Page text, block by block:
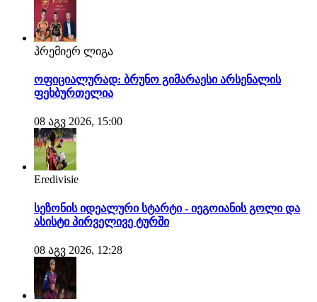
პრემიერ ლიგა
ოფიციალურად: ბრუნო გიმარაესი არსენალის
ფეხბურთელია
08 აგვ 2026, 15:00
Eredivisie
სეზონის იდეალური სტარტი - იეგოიანის გოლი და
ასისტი პირველივე ტურში
08 აგვ 2026, 12:28